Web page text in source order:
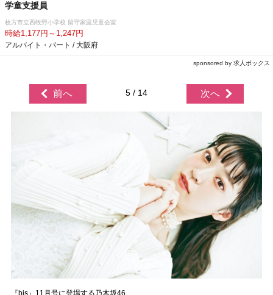
学童支援員
枚方市立西牧野小学校 留守家庭児童会室
時給1,177円～1,247円
アルバイト・パート / 大阪府
sponsored by 求人ボックス
前へ 5 / 14 次へ